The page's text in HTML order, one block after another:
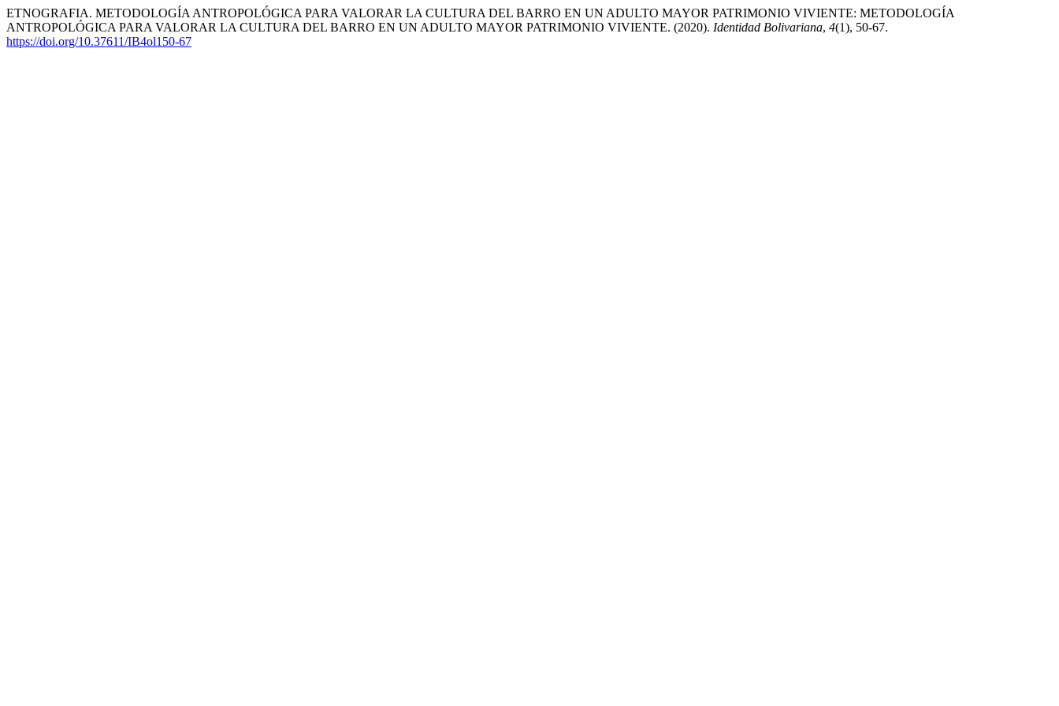
ETNOGRAFIA. METODOLOGÍA ANTROPOLÓGICA PARA VALORAR LA CULTURA DEL BARRO EN UN ADULTO MAYOR PATRIMONIO VIVIENTE: METODOLOGÍA
ANTROPOLÓGICA PARA VALORAR LA CULTURA DEL BARRO EN UN ADULTO MAYOR PATRIMONIO VIVIENTE. (2020). Identidad Bolivariana, 4(1), 50-67.
https://doi.org/10.37611/IB4ol150-67